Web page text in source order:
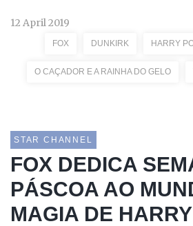
12 April 2019
FOX DUNKIRK HARRY
O CAÇADOR E A RAINHA DO GELO
STAR CHANNEL
FOX DEDICA
PÁSCOA AO
MAGIA DE